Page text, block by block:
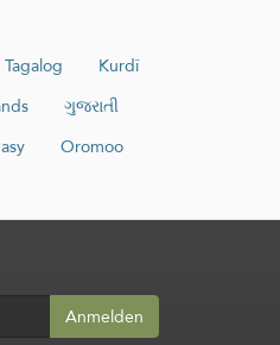
Tagalog
Kurdî
ગુજરાતી
Oromoo
Anmelden